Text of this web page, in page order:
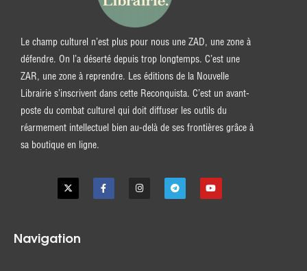
Le champ culturel n’est plus pour nous une ZAD, une zone à
défendre. On l’a déserté depuis trop longtemps. C’est une
ZAR, une zone à reprendre. Les éditions de la Nouvelle
Librairie s’inscrivent dans cette Reconquista. C’est un avant-
poste du combat culturel qui doit diffuser les outils du
réarmement intellectuel bien au-delà de ses frontières grâce à
sa boutique en ligne.
Navigation